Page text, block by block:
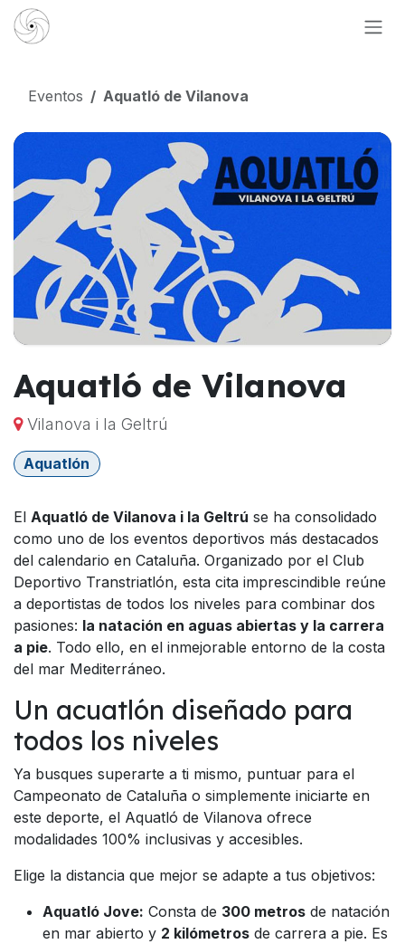
Ir al contenido
Eventos Aquatló de Vilanova
Aquatló de Vilanova
Vilanova i la Geltrú
Aquatlón
El Aquatló de Vilanova i la Geltrú se ha consolidado
como uno de los eventos deportivos más destacados
del calendario en Cataluña. Organizado por el Club
Deportivo Transtriatlón, esta cita imprescindible reúne
a deportistas de todos los niveles para combinar dos
pasiones: la natación en aguas abiertas y la carrera
a pie. Todo ello, en el inmejorable entorno de la costa
del mar Mediterráneo.
Un acuatlón diseñado para
todos los niveles
Ya busques superarte a ti mismo, puntuar para el
Campeonato de Cataluña o simplemente iniciarte en
este deporte, el Aquatló de Vilanova ofrece
modalidades 100% inclusivas y accesibles.
Elige la distancia que mejor se adapte a tus objetivos:
Aquatló Jove: Consta de 300 metros de natación
en mar abierto y 2 kilómetros de carrera a pie. Es